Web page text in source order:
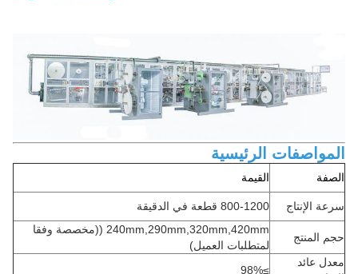
المواصفات الرئيسية
الصفة القيمة
سرعة الإنتاج 800-1200 قطعة في الدقيقة
حجم المنتج
240mm,290mm,320mm,420mm ((مخصصة وفقا
لمتطلبات العميل)
معدل عائد
≥98%